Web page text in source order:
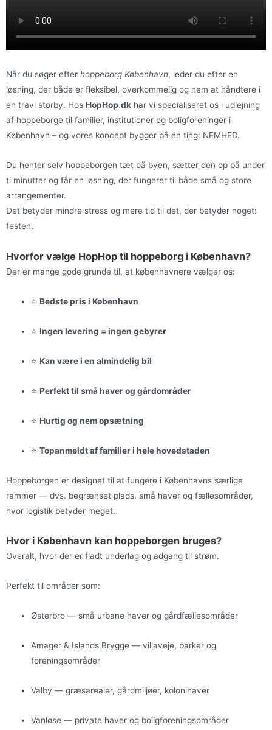
Når du søger efter hoppeborg København, leder du efter en
løsning, der både er fleksibel, overkommelig og nem at håndtere i
en travl storby. Hos HopHop.dk har vi specialiseret os i udlejning
af hoppeborge til familier, institutioner og boligforeninger i
København – og vores koncept bygger på én ting: NEMHED.
Du henter selv hoppeborgen tæt på byen, sætter den op på under
ti minutter og får en løsning, der fungerer til både små og store
arrangementer.
Det betyder mindre stress og mere tid til det, der betyder noget:
festen.
Hvorfor vælge HopHop til hoppeborg i København?
Der er mange gode grunde til, at københavnere vælger os:
⭐Bedste pris i København
⭐Ingen levering = ingen gebyrer
⭐Kan være i en almindelig bil
⭐Perfekt til små haver og gårdområder
⭐Hurtig og nem opsætning
⭐Topanmeldt af familier i hele hovedstaden
Hoppeborgen er designet til at fungere i Københavns særlige
rammer — dvs. begrænset plads, små haver og fællesområder,
hvor logistik betyder meget.
Hvor i København kan hoppeborgen bruges?
Overalt, hvor der er fladt underlag og adgang til strøm.
Perfekt til områder som:
Østerbro — små urbane haver og gårdfællesområder
Amager & Islands Brygge — villaveje, parker og
foreningsområder
Valby — græsarealer, gårdmiljøer, kolonihaver
Vanløse — private haver og boligforeningsområder